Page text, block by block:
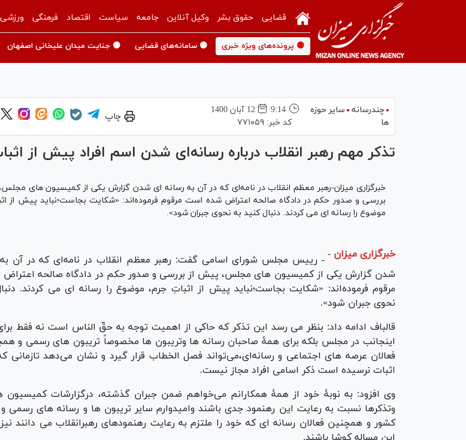
قضایی حقوق بشر وکیل آنلاین جامعه سیاست اقتصاد فرهنگی ورزشی
🟡 پرونده‌های ویژه خبری 🟡 سامانه‌های قضایی 🟡 جنایت میدان علیخانی اصفهان
چندرسانه
سایر حوزه
ها
9:14
12 آبان 1400
کد خبر:۷۷۱۰۵۹
چاپ
تذکر مهم رهبر انقلاب درباره رسانه‌ای شدن اسم افراد پیش از
خبرگزاری میزان-رهبر معظم انقلاب در نامه‌ای که در آن به رسانه ای شدن گزارش یکی از کمیسیون های
بررسی و صدور حکم در دادگاه صالحه اعتراض شده است مرقوم فرموده‌اند: «شکایت بجاست؛نباید پیش از
موضوع را رسانه ای می کردند. دنبال کنید به نحوی جبران شود».
خبرگزاری میزان - - رییس مجلس شورای اسامی گفت: رهبر معظم انقلاب در نامه‌ای که در آن
شدن گزارش یکی از کمیسیون های مجلس، پیش از بررسی و صدور حکم در دادگاه صالحه
مرقوم فرموده‌اند: «شکایت بجاست؛نباید پیش از اثباتِ جرم، موضوع را رسانه ای می کردند.
نحوی جبران شود».
قالباف ادامه داد: بنظر می رسد این تذکر که حاکی از اهمیت توجه به حقّ الناس است نه فقط
اینجانب در مجلس بلکه برای همۀ صاحبان رسانه ها وتریبون ها مخصوصاً تریبون های رسمی و
فعالان عرصه های اجتماعی و رسانه‌ای،می‌تواند فصل الخطاب قرار گیرد و نشان می‌دهد تازمانی
اثبات نرسیده است ذکر اسامی افراد مجاز نیست.
وی افزود: به نوبۀ خود از همۀ همکارانم می‌خواهم ضمن جبران گذشته، درگزارشات کمیسیون
وتذکرها نسبت به رعایت این رهنمود جدی باشند وامیدوارم سایر تریبون ها و رسانه های رسمی
کشور و همچنین فعالان رسانه ای که خود را ملتزم به رعایت رهنمودهای رهبرانقلاب می دانند